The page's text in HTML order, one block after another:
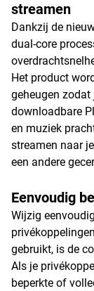
streamen
Dankzij de
dual-core
Het product
geheugen
downloadbare
en muziek
streamen naar
een andere
Eenvoudig
Wijzig
gebruikt, is de
Als je
beperkte of